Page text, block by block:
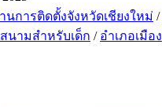
นการติดตั้งจังหวัดเชียงใหม่ /
สนามสำหรับเด็ก / อำเภอเมือง